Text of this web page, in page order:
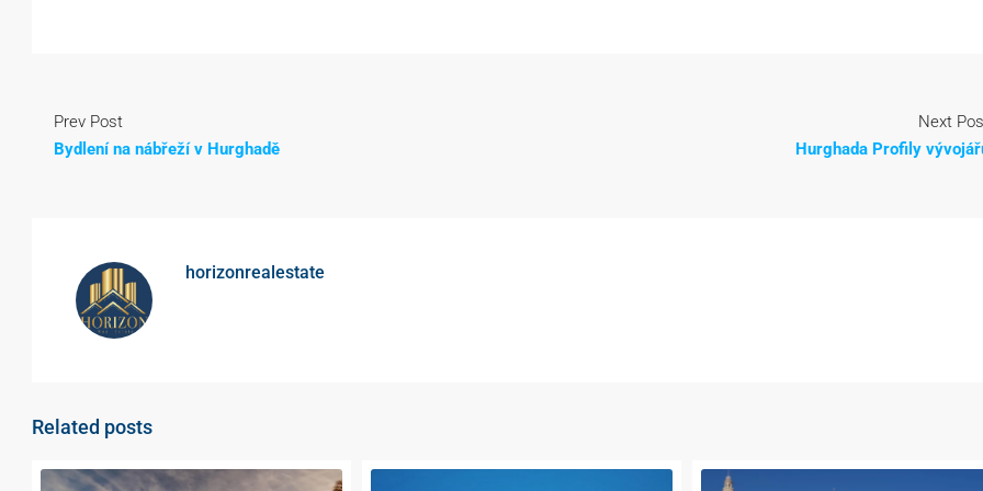
Prev Post
Bydlení na nábřeží v Hurghadě
Next
Hurghada Profily
horizonrealestate
Related posts